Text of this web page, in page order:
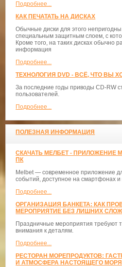
Подробнее...
КАК ПЕЧАТАТЬ НА ДИСКАХ
Обычные диски для этого
специальным защитным слоем, с
Кроме того, на таких дисках обычно
информация
Подробнее...
ТЕХНОЛОГИЯ DVD - ВСЁ, ЧТО ВЫ
За последние годы приводы CD-RW
пользователей.
Подробнее...
ПОЛЕЗНАЯ ИНФОРМАЦИЯ
СКАЧАТЬ МЕЛБЕТ - ПРИЛОЖЕНИЕ
ПК
Melbet — современное приложение
событий, доступное на смартфонах и
Подробнее...
ОРГАНИЗАЦИЯ БАНКЕТА: КАК
МЕРОПРИЯТИЕ БЕЗ ЛИШНИХ
Праздничные мероприятия требуют
внимания к деталям.
Подробнее...
РЕСТОРАН МОРЕПРОДУКТОВ:
И АТМОСФЕРА НАСТОЯЩЕГО МОРЯ